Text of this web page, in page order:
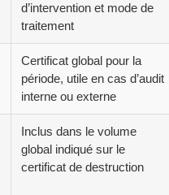
d’intervention et mode de
traitement
Certificat global pour la
période, utile en cas d’audit
interne ou externe
Inclus dans le volume
global indiqué sur le
certificat de destruction